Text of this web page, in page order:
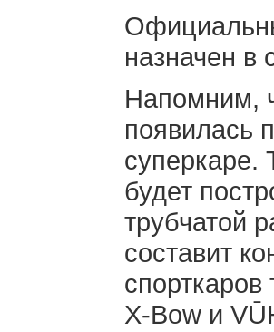
назначен в
Напомним,
появилась
суперкаре.
будет
трубчатой
составит
спорткаров
X-Bow и